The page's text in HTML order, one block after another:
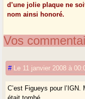
d’une jolie plaque ne
nom ainsi honoré.
Vos
# Le 11 janvier 2008 à
C’est Figueys pour